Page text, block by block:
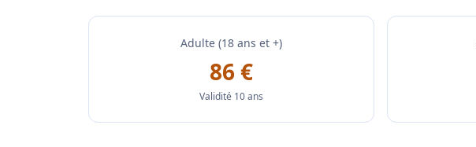
Adulte (18 ans et +)
86 €
Validité 10 ans